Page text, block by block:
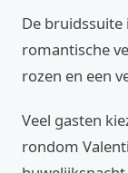
De bruidssuite
romantische
rozen en een
Veel gasten
rondom